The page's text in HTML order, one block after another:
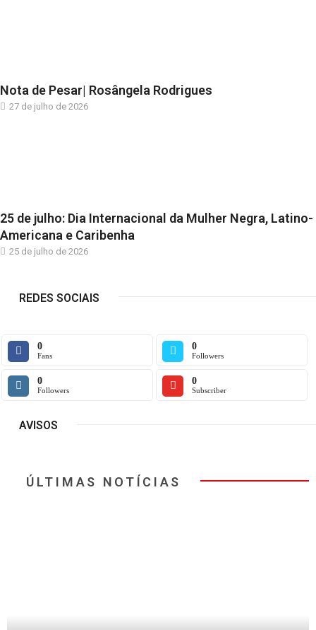
Nota de Pesar| Rosângela Rodrigues
27 de julho de 2026
25 de julho: Dia Internacional da Mulher Negra, Latino-
Americana e Caribenha
25 de julho de 2026
REDES SOCIAIS
0
Fans
0
Followers
0
Followers
0
Subscriber
AVISOS
ÚLTIMAS NOTÍCIAS